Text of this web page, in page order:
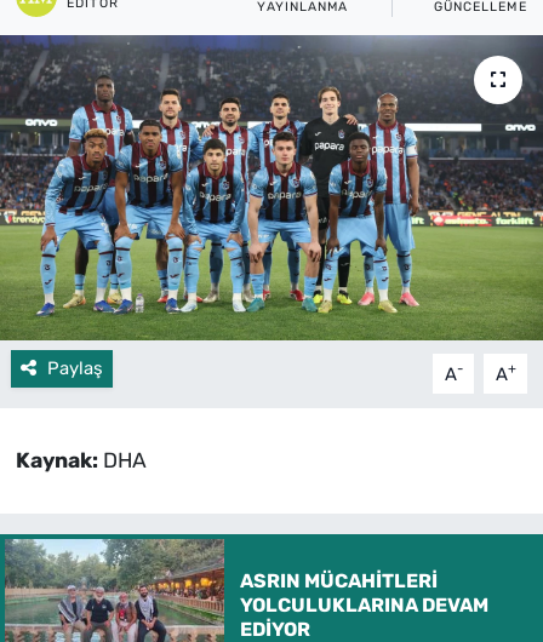
EDITÖR YAYINLANMA GÜNCELLEME
Paylaş A- A+
Kaynak: DHA
ASRIN MÜCAHİTLERİ
YOLCULUKLARINA DEVAM
EDİYOR